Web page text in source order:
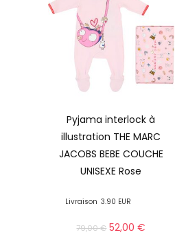
Pyjama interlock à
illustration THE MARC
JACOBS BEBE COUCHE
UNISEXE Rose
Livraison 3.90 EUR
79,00€ 52,00€